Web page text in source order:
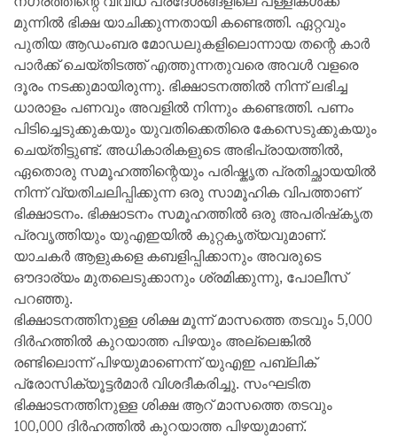
മുന്നിൽ ഭിക്ഷ യാചിക്കുന്നതായി കണ്ടെത്തി. ഏറ്റവും
പുതിയ ആഡംബര മോഡലുകളിലൊന്നായ തന്റെ കാർ
പാർക്ക് ചെയ്തിടത്ത് എത്തുന്നതുവരെ അവൾ വളരെ
ദൂരം നടക്കുമായിരുന്നു. ഭിക്ഷാടനത്തിൽ നിന്ന് ലഭിച്ച
ധാരാളം പണവും അവളിൽ നിന്നും കണ്ടെത്തി. പണം
പിടിച്ചെടുക്കുകയും യുവതിക്കെതിരെ കേസെടുക്കുകയും
ചെയ്തിട്ടുണ്ട്. അധികാരികളുടെ അഭിപ്രായത്തിൽ,
ഏതൊരു സമൂഹത്തിന്റെയും പരിഷ്കൃത പ്രതിച്ഛായയിൽ
നിന്ന് വ്യതിചലിപ്പിക്കുന്ന ഒരു സാമൂഹിക വിപത്താണ്
ഭിക്ഷാടനം. ഭിക്ഷാടനം സമൂഹത്തിൽ ഒരു അപരിഷ്‌കൃത
പ്രവൃത്തിയും യുഎഇയിൽ കുറ്റകൃത്യവുമാണ്.
യാചകർ ആളുകളെ കബളിപ്പിക്കാനും അവരുടെ
ഔദാര്യം മുതലെടുക്കാനും ശ്രമിക്കുന്നു, പോലീസ്
പറഞ്ഞു.
ഭിക്ഷാടനത്തിനുള്ള ശിക്ഷ മൂന്ന് മാസത്തെ തടവും 5,000
ദിർഹത്തിൽ കുറയാത്ത പിഴയും അല്ലെങ്കിൽ
രണ്ടിലൊന്ന് പിഴയുമാണെന്ന് യുഎഇ പബ്ലിക്
പ്രോസിക്യൂട്ടർമാർ വിശദീകരിച്ചു. സംഘടിത
ഭിക്ഷാടനത്തിനുള്ള ശിക്ഷ ആറ് മാസത്തെ തടവും
100,000 ദിർഹത്തിൽ കുറയാത്ത പിഴയുമാണ്.